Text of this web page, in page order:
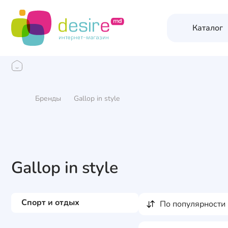
Каталог
Бренды Gallop in style
Gallop in style
Спорт и отдых по популярности